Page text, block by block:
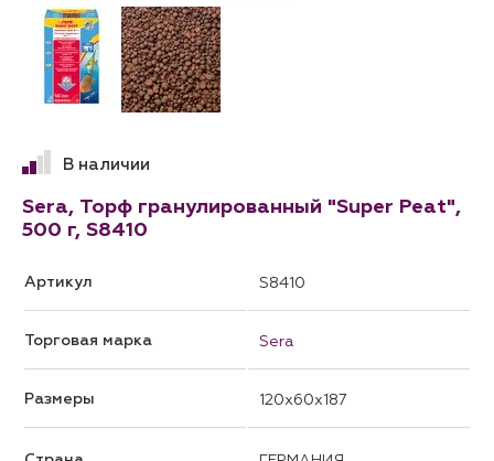
В наличии
Sera, Торф гранулированный "Super Peat",
500 г, S8410
Артикул S8410
Торговая марка Sera
Размеры 120x60x187